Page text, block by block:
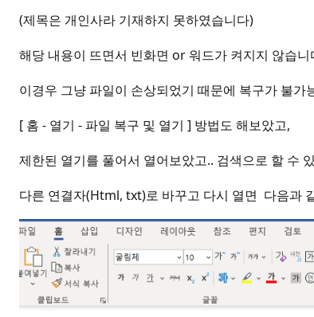
(제목은 개인사라 기재하지 못하였습니다)
해당 내용이 뜨면서 빈화면 or 워드가 켜지지 않습니
이경우 그냥 파일이 손상되었기 때문에 복구가 불가
[ 홈 - 열기 - 파일 복구 및 열기 ] 방법도 해보았고,
제한된 열기를 풀어서 열어보았고.. 검색으로 할 수
다른 연결자(Html, txt)로 바꾸고 다시 열면 다음과